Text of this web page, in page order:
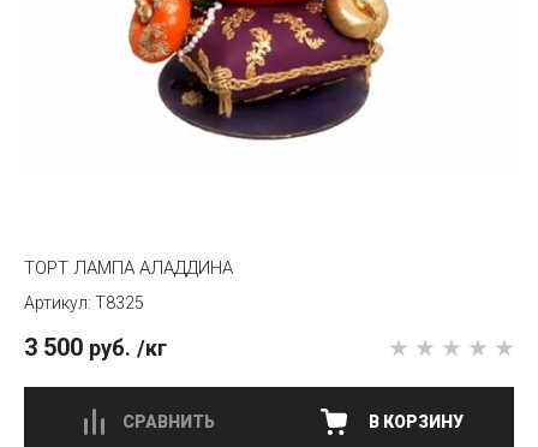
ТОРТ ЛАМПА АЛАДДИНА
T8325
3 500 руб. /кг